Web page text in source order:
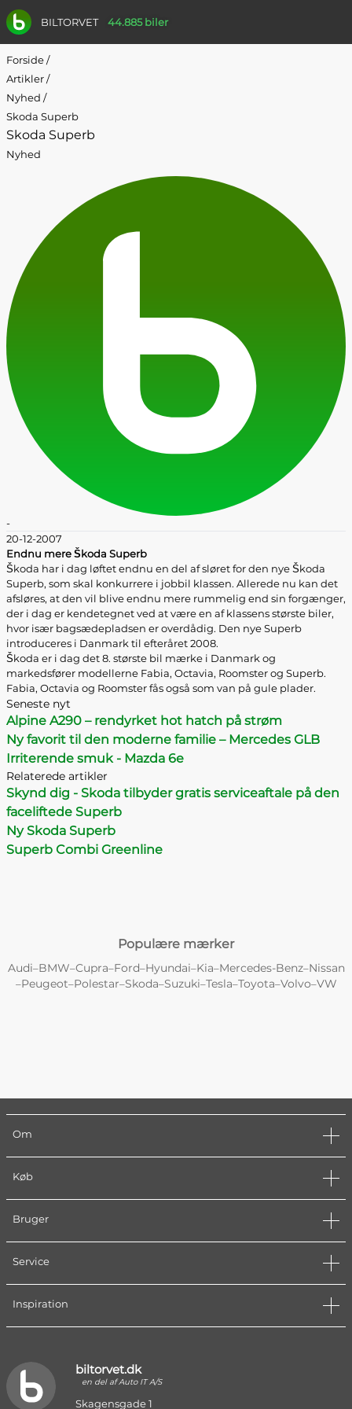
BILTORVET 44.885 biler
Forside/
Artikler/
Nyhed /
Skoda Superb
Skoda Superb
Nyhed
-
20-12-2007
Endnu mere Škoda Superb
Škoda har i dag løftet endnu en del af sløret for den nye Škoda
Superb, som skal konkurrere i jobbil klassen. Allerede nu kan det
afsløres, at den vil blive endnu mere rummelig end sin forgænger,
der i dag er kendetegnet ved at være en af klassens største biler,
hvor især bagsædepladsen er overdådig. Den nye Superb
introduceres i Danmark til efteråret 2008.
Škoda er i dag det 8. største bil mærke i Danmark og
markedsfører modellerne Fabia, Octavia, Roomster og Superb.
Fabia, Octavia og Roomster fås også som van på gule plader.
Seneste nyt
Alpine A290 – rendyrket hot hatch på strøm
Ny favorit til den moderne familie – Mercedes GLB
Irriterende smuk - Mazda 6e
Relaterede artikler
Skynd dig - Skoda tilbyder gratis serviceaftale på den
faceliftede Superb
Ny Skoda Superb
Superb Combi Greenline
Populære mærker
Audi–BMW–Cupra–Ford–Hyundai–Kia–Mercedes-Benz–Nissan
–Peugeot–Polestar–Skoda–Suzuki–Tesla–Toyota–Volvo–VW
Om
Køb
Bruger
Service
Inspiration
biltorvet.dk
en del af Auto IT A/S
Skagensgade 1